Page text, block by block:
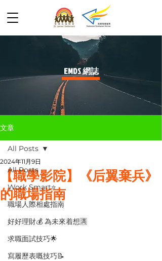
​EMDS 網誌
文章
All Posts
Work Smart⭐️
職場人際相處指南
好好理財💰 為未來着想🈵
求職面試技巧🌟
寫履歷表嘅技巧📝
All Posts
【職學影院】《后翼棄兵》
的職場指南
2024年11月9日